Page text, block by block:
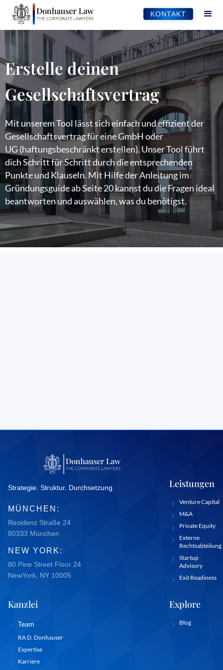
KONTAKT
Erstelle deinen
Gesellschaftsvertrag
Mit unserem Tool lässt sich einfach und effizient der
Gesellschaftsvertrag für eine GmbH oder
UG (haftungsbeschränkt erstellen). Unser Tool führt
dich Schritt für Schritt durch die entsprechenden
Punkte und Klauseln. Mit Hilfe der Anleitung im
Gründungsguide ab Seite 20 kannst du die Fragen ideal
beantworten und auswählen, was du benötigst.
Strategie. Struktur. Durchsetzung.
MÜNCHEN:
Residenz Straße 24
80333 München
NEW YORK:
80 Pine Street Floor 24
NewYork, NY 10005
Leistungen
Venture Capital
M&A
Private Equity
Externe
Rechtsabteilung
Startup
Advisory
Exit Readiness
Kanzlei
Team
RA D. Donhauser
Expertise
Karriere
Explore
Blog